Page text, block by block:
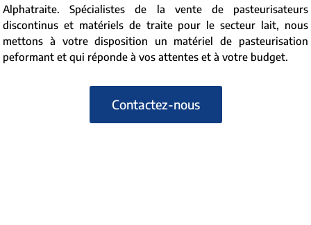
Alphatraite. Spécialistes de la vente de pasteurisateurs
discontinus et matériels de traite pour le secteur lait, nous
mettons à votre disposition un matériel de pasteurisation
peformant et qui réponde à vos attentes et à votre budget.
Contactez-nous